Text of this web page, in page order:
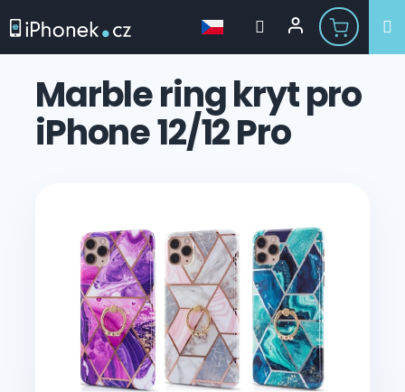
Marble ring kryt pro
iPhone 12/12 Pro